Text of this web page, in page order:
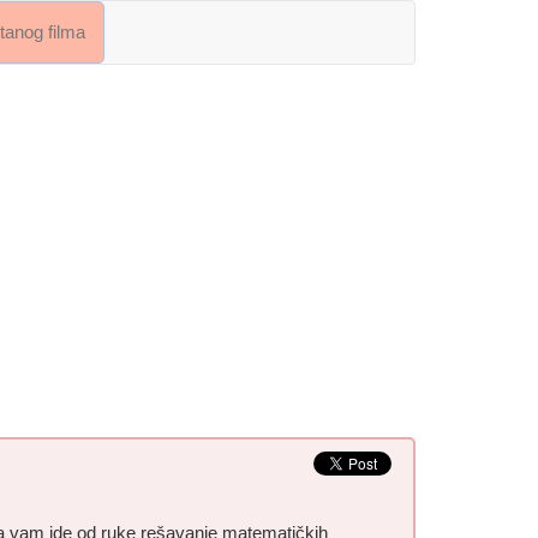
filma
vam ide od ruke rešavanje matematičkih